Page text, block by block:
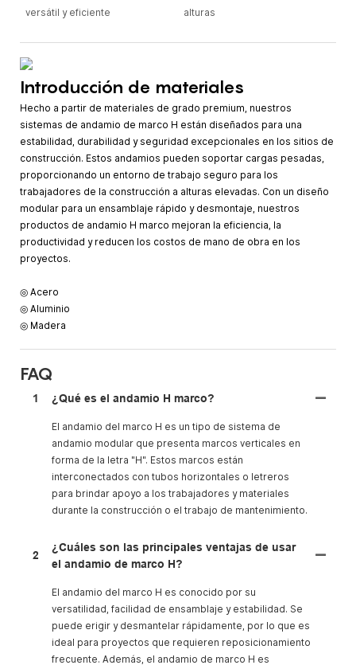
versátil y eficiente
alturas
Introducción de materiales
Hecho a partir de materiales de grado premium, nuestros
sistemas de andamio de marco H están diseñados para una
estabilidad, durabilidad y seguridad excepcionales en los sitios de
construcción. Estos andamios pueden soportar cargas pesadas,
proporcionando un entorno de trabajo seguro para los
trabajadores de la construcción a alturas elevadas. Con un diseño
modular para un ensamblaje rápido y desmontaje, nuestros
productos de andamio H marco mejoran la eficiencia, la
productividad y reducen los costos de mano de obra en los
proyectos.
◎ Acero
◎ Aluminio
◎ Madera
FAQ
1 ¿Qué es el andamio H marco?
El andamio del marco H es un tipo de sistema de
andamio modular que presenta marcos verticales en
forma de la letra "H". Estos marcos están
interconectados con tubos horizontales o letreros
para brindar apoyo a los trabajadores y materiales
durante la construcción o el trabajo de mantenimiento.
2
¿Cuáles son las principales ventajas de usar
el andamio de marco H?
El andamio del marco H es conocido por su
versatilidad, facilidad de ensamblaje y estabilidad. Se
puede erigir y desmantelar rápidamente, por lo que es
ideal para proyectos que requieren reposicionamiento
frecuente. Además, el andamio de marco H es